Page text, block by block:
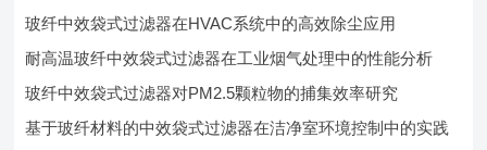
玻纤中效袋式过滤器在HVAC系统中的高效除尘应用
耐高温玻纤中效袋式过滤器在工业烟气处理中的性能分析
玻纤中效袋式过滤器对PM2.5颗粒物的捕集效率研究
基于玻纤材料的中效袋式过滤器在洁净室环境控制中的实践